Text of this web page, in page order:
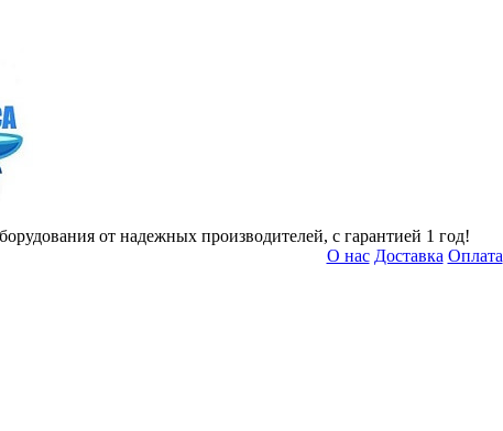
от надежных производителей, с гарантией 1 год!
О нас Доставка Оплата